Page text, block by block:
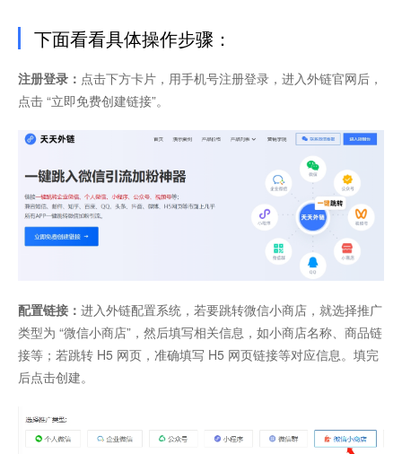
下面看看具体操作步骤：​
注册登录： 点击下方卡片，用手机号注册登录，进入外链官网后，
点击 “立即免费创建链接”。​
配置链接： 进入外链配置系统，若要跳转微信小商店，就选择推广
类型为 “微信小商店”，然后填写相关信息，如小商店名称、商品链
接等；若跳转 H5 网页，准确填写 H5 网页链接等对应信息。填完
后点击创建。​